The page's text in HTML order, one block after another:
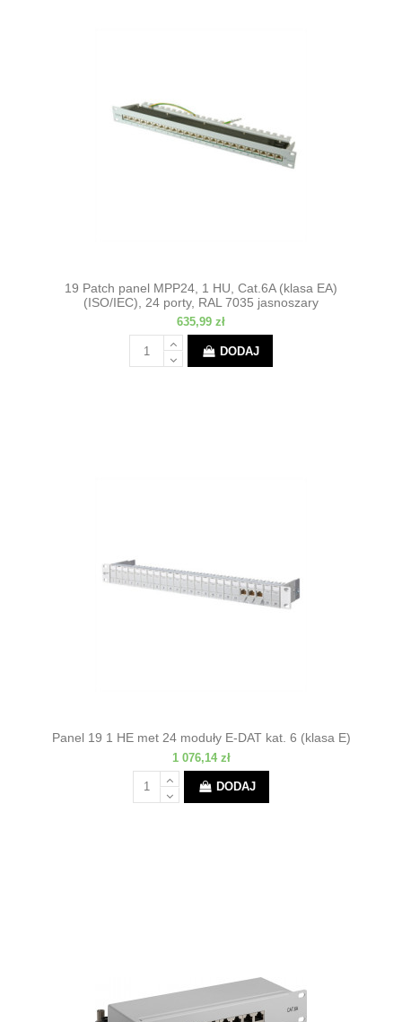
19 Patch panel MPP24, 1 HU, Cat.6A (klasa EA)
(ISO/IEC), 24 porty, RAL 7035 jasnoszary
635,99 zł
DODAJ
Panel 19 1 HE met 24 moduły E-DAT kat. 6 (klasa E)
1 076,14 zł
DODAJ